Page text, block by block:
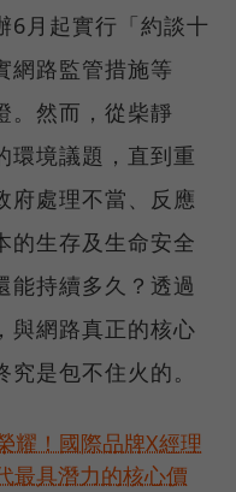
6月起實行「約談十
網路監管措施等
。然而，從柴靜
環境議題，直到重
府處理不當、反應
的生存及生命安全
能持續多久？透過
與網路真正的核心
是包不住火的。
耀！國際品牌X經理
最具潛力的核心價